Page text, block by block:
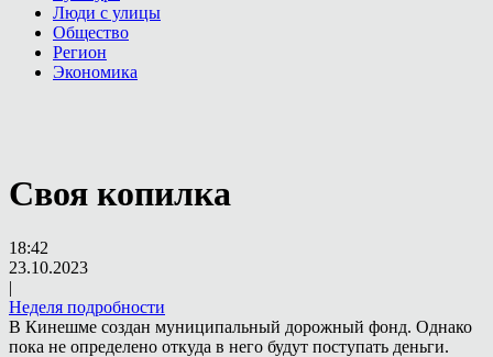
Люди с улицы
Общество
Регион
Экономика
Своя копилка
18:42
23.10.2023
|
Неделя подробности
В Кинешме создан муниципальный дорожный фонд. Однако
пока не определено откуда в него будут поступать деньги.